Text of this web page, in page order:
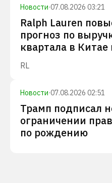
Новости·07.08.2026 03:21
Ralph Lauren
прогноз по
квартала в
RL
Новости·07.08.2026 02:51
Трамп подписал
ограничении
по рождению